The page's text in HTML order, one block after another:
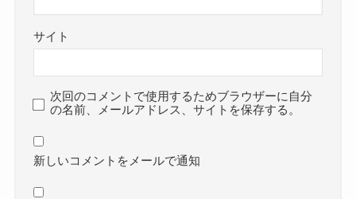
サイト
次回のコメントで使用するためブラウザーに自分
の名前、メールアドレス、サイトを保存する。
新しいコメントをメールで通知